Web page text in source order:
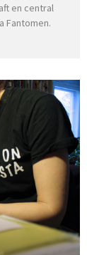
en central
Fantomen.